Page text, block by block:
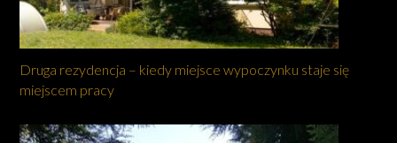
Druga rezydencja – kiedy miejsce wypoczynku staje się
miejscem pracy